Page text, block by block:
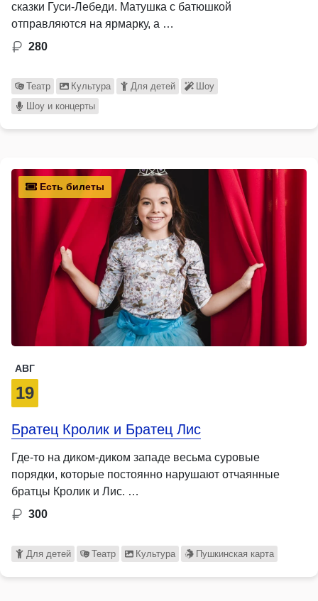
сказки Гуси-Лебеди. Матушка с батюшкой
отправляются на ярмарку, а …
280
Театр Культура Для детей
Шоу
Шоу и концерты
Есть билеты
АВГ
19
Братец Кролик и Братец Лис
Где-то на диком-диком западе весьма суровые
порядки, которые постоянно нарушают отчаянные
братцы Кролик и Лис. …
300
Для детей Театр Культура Пушкинская карта